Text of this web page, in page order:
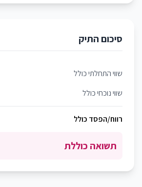
סיכום התיק
שווי התחלתי כולל
שווי נוכחי כולל
רווח/הפסד כולל
תשואה כוללת